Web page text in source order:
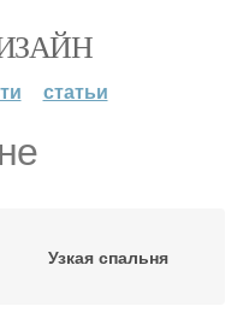
статьи
Узкая спальня